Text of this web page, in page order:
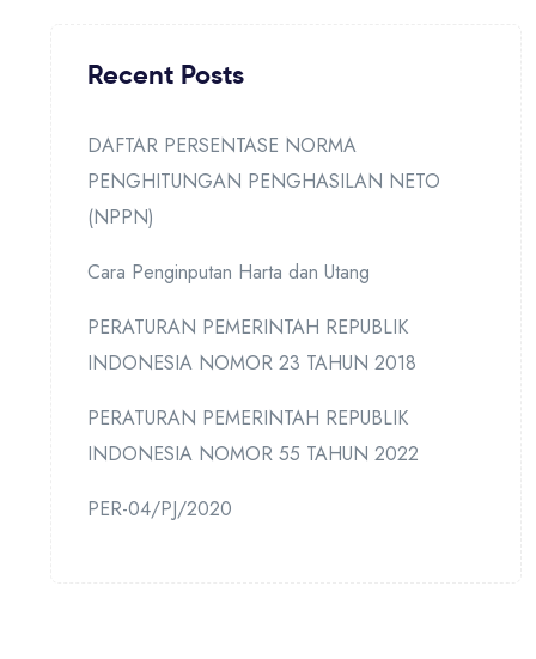
Recent Posts
DAFTAR PERSENTASE NORMA
PENGHITUNGAN PENGHASILAN NETO
(NPPN)
Cara Penginputan Harta dan Utang
PERATURAN PEMERINTAH REPUBLIK
INDONESIA NOMOR 23 TAHUN 2018
PERATURAN PEMERINTAH REPUBLIK
INDONESIA NOMOR 55 TAHUN 2022
PER-04/PJ/2020